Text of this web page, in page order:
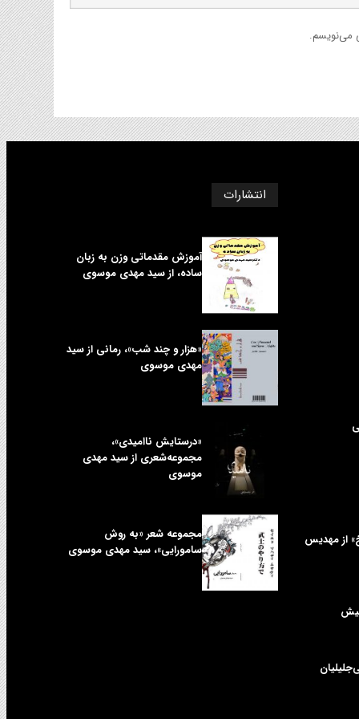
می‌نویسم.
از مهدیس
انتشارات
آموزش مقدماتی وزن به زبان
ساده، از سید مهدی موسوی
«هزار و چند شب»، رمانی از سید
مهدی موسوی
«درستایش ناامیدی»،
مجموعه‌شعری از سید مهدی
موسوی
مجموعه شعر «به روش
سامورایی»، سید مهدی موسوی